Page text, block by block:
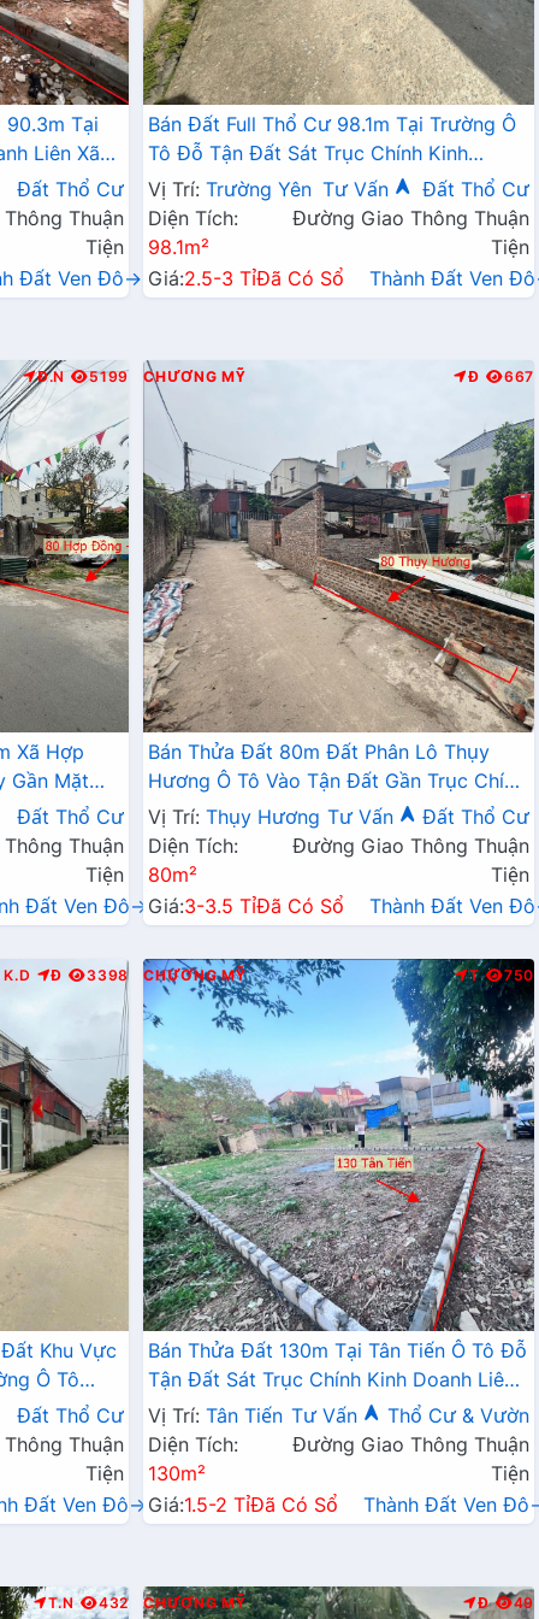
Tại
Liên Xã
Đất Thổ Cư
Thuận
Tiện
Đất Ven Đô→
Bán Đất Full Thổ Cư 98.1m Tại Trường Ô
Tô Đỗ Tận Đất Sát Trục Chính Kinh
Doanh Giá Chỉ Hơn 2 Tỷ
Vị Trí: Trường Yên Tư Vấn
Đất Thổ Cư
Diện Tích:
98.1m²
Đường Giao Thông Thuận
Tiện
Giá:2.5-3 TỉĐã Có Sổ Thành Đất Ven
Đ.N 5199
Xã Hợp
Gần Mặt
Đất Thổ Cư
Thuận
Tiện
Đất Ven Đô→
CHƯƠNG MỸ Đ 667
Bán Thửa Đất 80m Đất Phân Lô Thụy
Hương Ô Tô Vào Tận Đất Gần Trục Chính
Kinh Doanh Liên Huyện
Vị Trí: Thụy Hương Tư Vấn
Đất Thổ Cư
Diện Tích:
80m²
Đường Giao Thông Thuận
Tiện
Giá:3-3.5 TỉĐã Có Sổ Thành Đất Ven
K.D Đ 3398
Khu Vực
Ô Tô
Liên Xã
Đất Thổ Cư
Thuận
Tiện
Đất Ven Đô→
CHƯƠNG MỸ T 750
Bán Thửa Đất 130m Tại Tân Tiến Ô Tô Đỗ
Tận Đất Sát Trục Chính Kinh Doanh Liên
Xã
Vị Trí: Tân Tiến Tư Vấn
Thổ Cư & Vườn
Diện Tích:
130m²
Đường Giao Thông Thuận
Tiện
Giá:1.5-2 TỉĐã Có Sổ Thành Đất Ven
T.N 432 CHƯƠNG MỸ Đ 49